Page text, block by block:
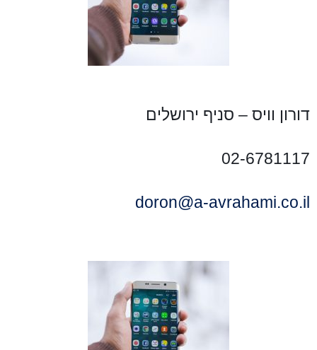
דורון וויס – סניף ירושלים
02-6781117
doron@a-avrahami.co.il